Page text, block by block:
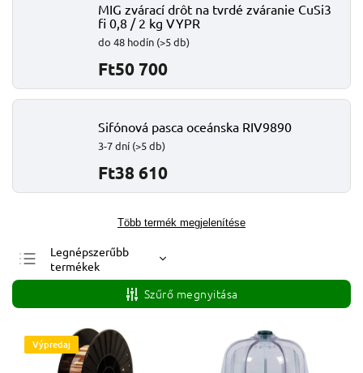
MIG zvárací drôt na tvrdé zváranie CuSi3
fi 0,8 / 2 kg VYPR
do 48 hodín (>5 db)
Ft50 700
Sifónová pasca oceánska RIV9890
3-7 dní (>5 db)
Ft38 610
Több termék megjelenítése
Legnépszerűbb
termékek
Legolcsóbb elöl
Legdrágább
ABC szerint
Szűrő megnyitása
Výpredaj